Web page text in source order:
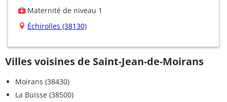
Maternité de niveau 1
Échirolles (38130)
Villes voisines de Saint-Jean-de-Moirans
Moirans (38430)
La Buisse (38500)